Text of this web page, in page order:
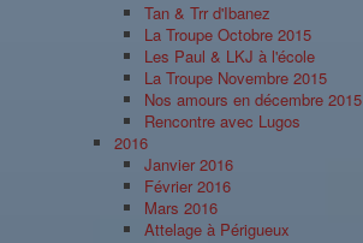
Tan & Trr d'Ibanez
La Troupe Octobre 2015
Les Paul & LKJ à l'école
La Troupe Novembre 2015
Nos amours en décembre 2015
Rencontre avec Lugos
2016
Janvier 2016
Février 2016
Mars 2016
Attelage à Périgueux